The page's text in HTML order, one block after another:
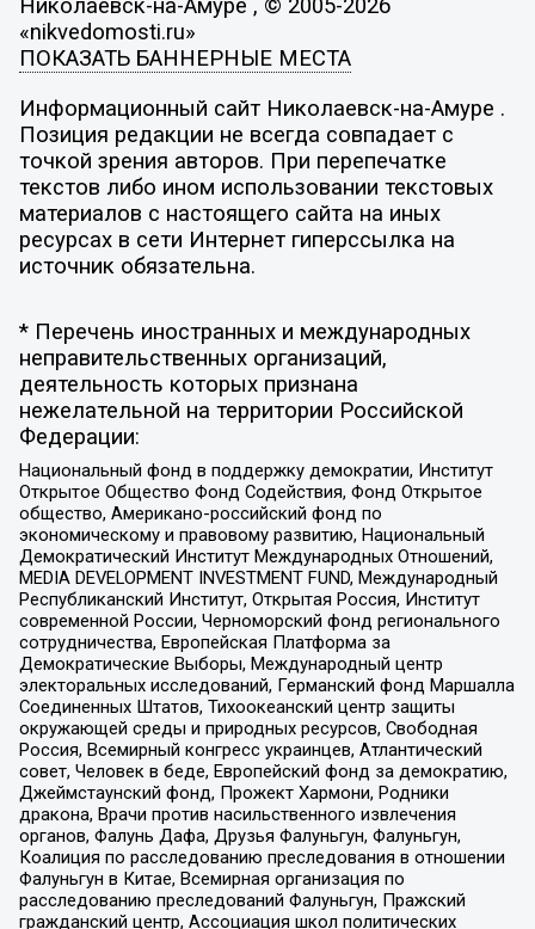
Николаевск-на-Амуре , © 2005-2026
«nikvedomosti.ru»
ПОКАЗАТЬ БАННЕРНЫЕ МЕСТА
Информационный сайт Николаевск-на-Амуре .
Позиция редакции не всегда совпадает с
точкой зрения авторов. При перепечатке
текстов либо ином использовании текстовых
материалов с настоящего сайта на иных
ресурсах в сети Интернет гиперссылка на
источник обязательна.
* Перечень иностранных и международных
неправительственных организаций,
деятельность которых признана
нежелательной на территории Российской
Федерации:
Национальный фонд в поддержку демократии, Институт
Открытое Общество Фонд Содействия, Фонд Открытое
общество, Американо-российский фонд по
экономическому и правовому развитию, Национальный
Демократический Институт Международных Отношений,
MEDIA DEVELOPMENT INVESTMENT FUND, Международный
Республиканский Институт, Открытая Россия, Институт
современной России, Черноморский фонд регионального
сотрудничества, Европейская Платформа за
Демократические Выборы, Международный центр
электоральных исследований, Германский фонд Маршалла
Соединенных Штатов, Тихоокеанский центр защиты
окружающей среды и природных ресурсов, Свободная
Россия, Всемирный конгресс украинцев, Атлантический
совет, Человек в беде, Европейский фонд за демократию,
Джеймстаунский фонд, Прожект Хармони, Родники
дракона, Врачи против насильственного извлечения
органов, Фалунь Дафа, Друзья Фалуньгун, Фалуньгун,
Коалиция по расследованию преследования в отношении
Фалуньгун в Китае, Всемирная организация по
расследованию преследований Фалуньгун, Пражский
гражданский центр, Ассоциация школ политических